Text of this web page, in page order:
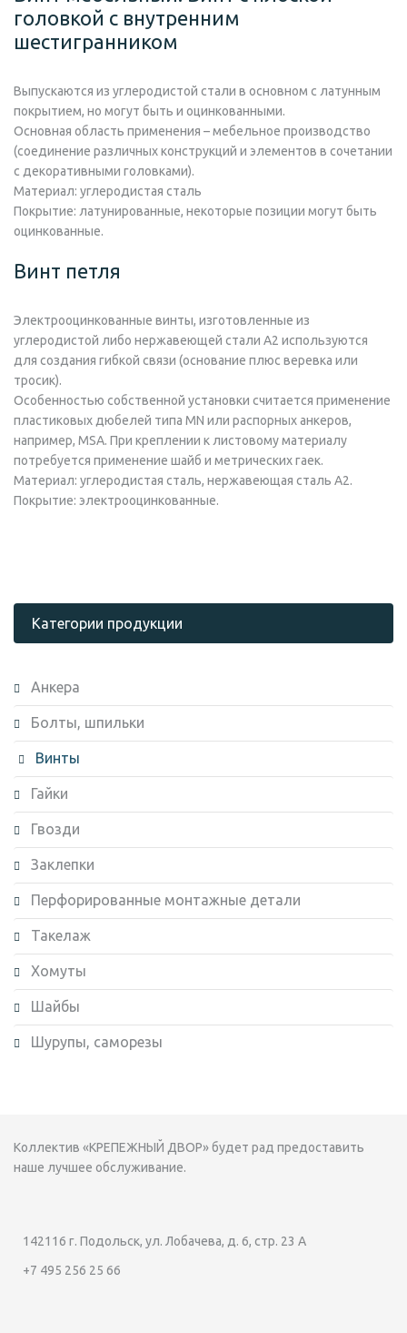
головкой с внутренним
шестигранником
Выпускаются из углеродистой стали в основном с латунным
покрытием, но могут быть и оцинкованными.
Основная область применения – мебельное производство
(соединение различных конструкций и элементов в сочетании
с декоративными головками).
Материал: углеродистая сталь
Покрытие: латунированные, некоторые позиции могут быть
оцинкованные.
Винт петля
Электрооцинкованные винты, изготовленные из
углеродистой либо нержавеющей стали А2 используются
для создания гибкой связи (основание плюс веревка или
тросик).
Особенностью собственной установки считается применение
пластиковых дюбелей типа MN или распорных анкеров,
например, MSA. При креплении к листовому материалу
потребуется применение шайб и метрических гаек.
Материал: углеродистая сталь, нержавеющая сталь А2.
Покрытие: электрооцинкованные.
Категории продукции
Анкера
Болты, шпильки
Винты
Гайки
Гвозди
Заклепки
Перфорированные монтажные детали
Такелаж
Хомуты
Шайбы
Шурупы, саморезы
Коллектив «КРЕПЕЖНЫЙ ДВОР» будет рад предоставить
наше лучшее обслуживание.
142116 г. Подольск, ул. Лобачева, д. 6, стр. 23 А
+7 495 256 25 66